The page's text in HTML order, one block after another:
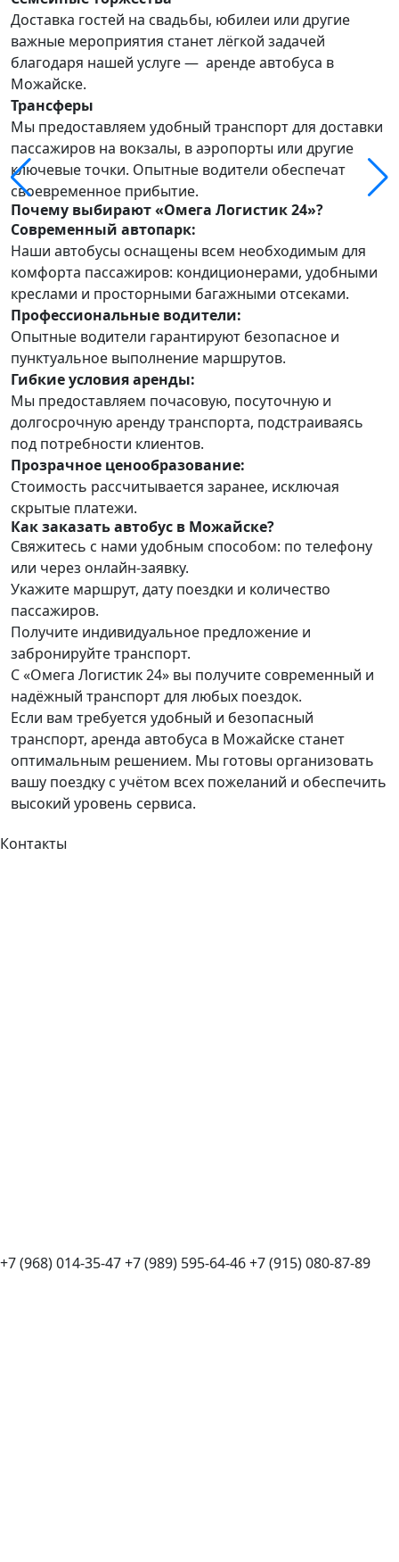
Доставка гостей на свадьбы, юбилеи или другие
важные мероприятия станет лёгкой задачей
благодаря нашей услуге — аренде автобуса в
Можайске.
Трансферы
Мы предоставляем удобный транспорт для доставки
пассажиров на вокзалы, в аэропорты или другие
ключевые точки. Опытные водители обеспечат
своевременное прибытие.
Почему выбирают «Омега Логистик 24»?
Современный автопарк:
Наши автобусы оснащены всем необходимым для
комфорта пассажиров: кондиционерами, удобными
креслами и просторными багажными отсеками.
Профессиональные водители:
Опытные водители гарантируют безопасное и
пунктуальное выполнение маршрутов.
Гибкие условия аренды:
Мы предоставляем почасовую, посуточную и
долгосрочную аренду транспорта, подстраиваясь
под потребности клиентов.
Прозрачное ценообразование:
Стоимость рассчитывается заранее, исключая
скрытые платежи.
Как заказать автобус в Можайске?
Свяжитесь с нами удобным способом: по телефону
или через онлайн-заявку.
Укажите маршрут, дату поездки и количество
пассажиров.
Получите индивидуальное предложение и
забронируйте транспорт.
С«Омега Логистик 24» вы получите современный и
надёжный транспорт для любых поездок.
Если вам требуется удобный и безопасный
транспорт, аренда автобуса в Можайске станет
оптимальным решением. Мы готовы организовать
вашу поездку с учётом всех пожеланий и обеспечить
высокий уровень сервиса.
Контакты
+7 (968) 014-35-47+7 (989) 595-64-46+7 (915) 080-87-89